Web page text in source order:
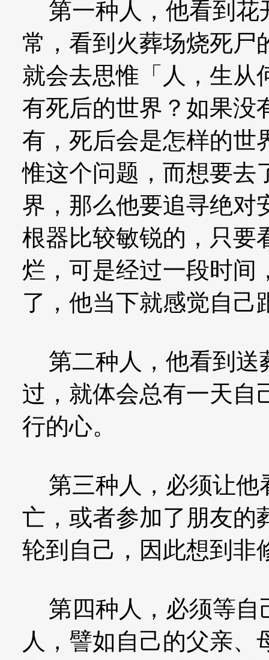
第一种人，他看到花
常，看到火葬场烧死尸
就会去思惟「人，生从
有死后的世界？如果没
有，死后会是怎样的世
惟这个问题，而想要去
界，那么他要追寻绝对
根器比较敏锐的，只要
烂，可是经过一段时间
了，他当下就感觉自己
第二种人，他看到送
过，就体会总有一天自
行的心。
第三种人，必须让他
亡，或者参加了朋友的
轮到自己，因此想到非
第四种人，必须等自
人，譬如自己的父亲